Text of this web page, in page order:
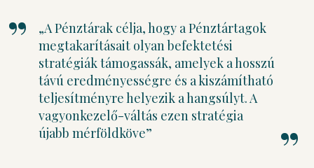
„A Pénztárak célja, hogy a Pénztártagok
megtakarításait olyan befektetési
stratégiák támogassák, amelyek a hosszú
távú eredményességre és a kiszámítható
teljesítményre helyezik a hangsúlyt. A
vagyonkezelő-váltás ezen stratégia
újabb mérföldköve”